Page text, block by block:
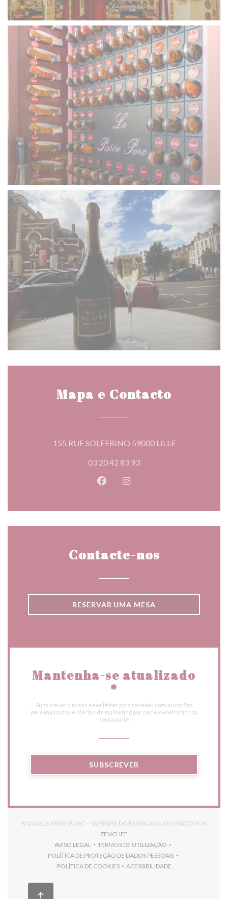
Mapa e Contacto
155 RUE SOLFERINO 59000 LILLE((abre numa
03 20 42 83 93
Facebook ((abre numa nova
Instagram ((abre numa
Contacte-nos
RESERVAR UMA MESA
Mantenha-se atualizado
*
Subscrever a nossa newsletter para receber comunicações
personalizadas e ofertas de marketing por correio eletrónico da
nossa parte.
SUBSCREVER
© 2026 LE PASSE PORC — WEBSITE DO RESTAURANTE CRIADO POR
ZENCHEF
AVISO LEGAL
((ABRE NUMA NOVA JANELA))
TERMOS DE UTILIZAÇÃO
((ABRE NUMA NOVA JANELA))
POLÍTICA DE PROTEÇÃO DE DADOS PESSOAIS
((ABRE NUMA NOVA JANELA))
POLÍTICA DE COOKIES
((ABRE NUMA NOVA JANELA))
ACESSIBILIDADE
((ABRE NUMA NOVA